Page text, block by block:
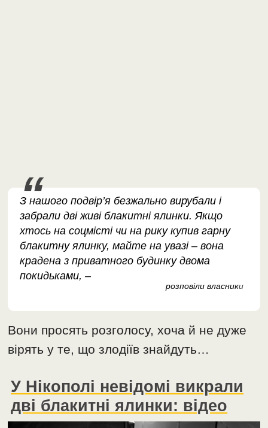
З нашого подвір’я безжально вирубали і
забрали дві живі блакитні ялинки. Якщо
хтось на соцмісті чи на рику купив гарну
блакитну ялинку, майте на увазі – вона
крадена з приватного будинку двома
покидьками, –
розповіли власники
Вони просять розголосу, хоча й не дуже
вірять у те, що злодіїв знайдуть…
У Нікополі невідомі викрали
дві блакитні ялинки: відео